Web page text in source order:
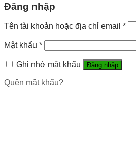
Đăng nhập
Tên tài khoản hoặc địa chỉ email *
Mật khẩu *
Ghi nhớ mật khẩu Đăng nhập
Quên mật khẩu?